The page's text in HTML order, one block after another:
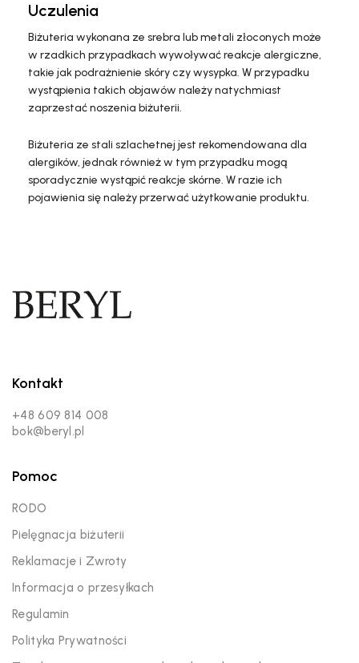
Uczulenia
Biżuteria wykonana ze srebra lub metali złoconych może
w rzadkich przypadkach wywoływać reakcje alergiczne,
takie jak podrażnienie skóry czy wysypka. W przypadku
wystąpienia takich objawów należy natychmiast
zaprzestać noszenia biżuterii.
Biżuteria ze stali szlachetnej jest rekomendowana dla
alergików, jednak również w tym przypadku mogą
sporadycznie wystąpić reakcje skórne. W razie ich
pojawienia się należy przerwać użytkowanie produktu.
Kontakt
+48 609 814 008
bok@beryl.pl
Pomoc
RODO
Pielęgnacja biżuterii
Reklamacje i Zwroty
Informacja o przesyłkach
Regulamin
Polityka Prywatności